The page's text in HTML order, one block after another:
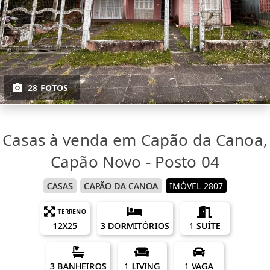
28 FOTOS
Casas à venda em Capão da Canoa,
Capão Novo - Posto 04
CASAS CAPÃO DA CANOA IMÓVEL 2807
TERRENO
12X25 3 DORMITÓRIOS 1 SUÍTE
3 BANHEIROS 1 LIVING 1 VAGA